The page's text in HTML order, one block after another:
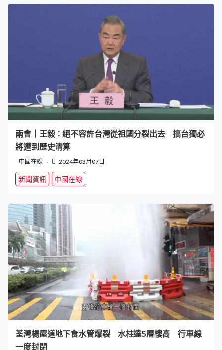
兩會｜王毅︰絕不容許台灣從祖國分裂出去 搞台獨必
將遭到歷史清算
中國在線 2024年03月07日
新聞資訊 中國在線
荃灣楊屋道地下食水管爆裂 水柱達5層樓高 行車線
一度封閉